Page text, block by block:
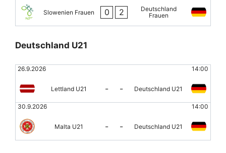
Slowenien Frauen 0 2
Deutschland
Frauen
Deutschland U21
26.9.2026 14:00
Lettland U21 - - Deutschland U21
30.9.2026 14:00
Malta U21 - - Deutschland U21